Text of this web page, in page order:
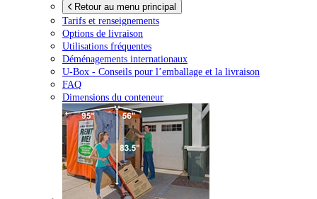
Retour au menu principal
Tarifs et renseignements
Options de livraison
Utilisations fréquentes
Déménagements internationaux
U-Box - Conseils pour l’emballage et la livraison
FAQ
Dimensions du conteneur